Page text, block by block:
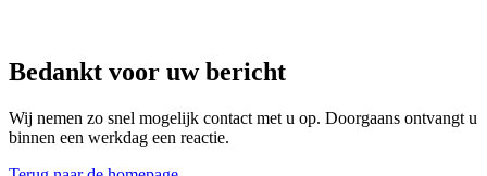
Bedankt voor uw bericht
Wij nemen zo snel mogelijk contact met u op. Doorgaans ontvangt u
binnen een werkdag een reactie.